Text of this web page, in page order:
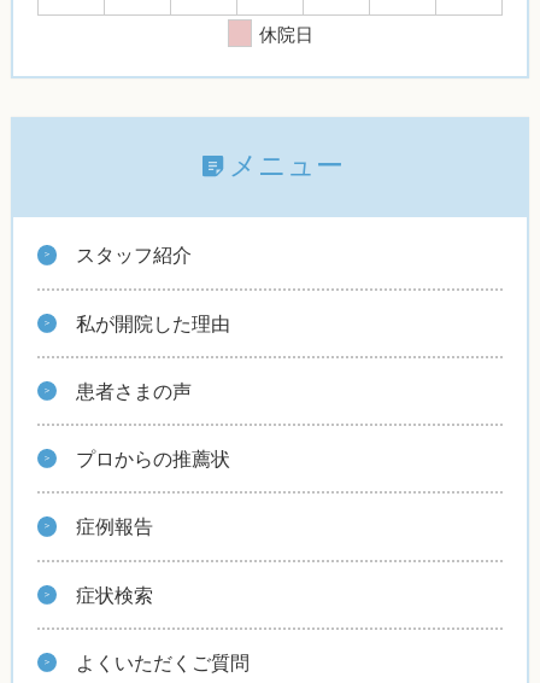
休院日
メニュー
スタッフ紹介
私が開院した理由
患者さまの声
プロからの推薦状
症例報告
症状検索
よくいただくご質問